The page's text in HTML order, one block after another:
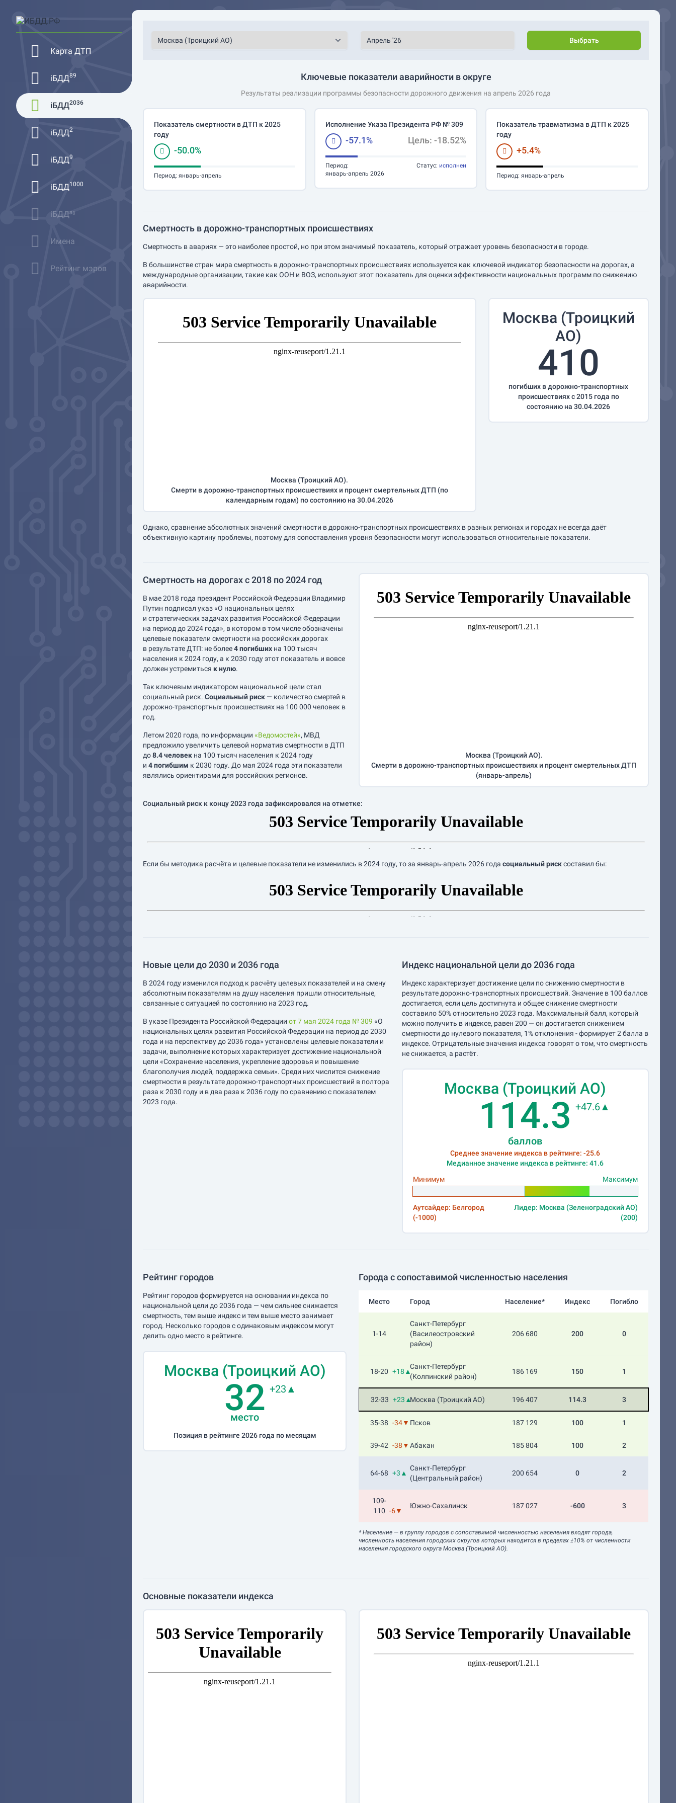
Карта ДТП
iБДД89
iБДД2036
iБДД2
iБДД9
iБДД1000
iБДД³⁸
Имена
Рейтинг мэров
Выбрать
Ключевые показатели аварийности в округе
Результаты реализации программы безопасности дорожного движения на апрель 2026 года
Показатель смертности в ДТП к 2025
году
-50.0%
Период: январь-апрель
Исполнение Указа Президента РФ № 309
-57.1% Цель: -18.52%
Период:
январь-апрель 2026
Статус: исполнен
Показатель травматизма в ДТП к 2025
году
+5.4%
Период: январь-апрель
Смертность в дорожно-транспортных происшествиях
Смертность в авариях — это наиболее простой, но при этом значимый показатель, который отражает уровень безопасности в городе.
В большинстве стран мира смертность в дорожно-транспортных происшествиях используется как ключевой индикатор безопасности на дорогах, а
международные организации, такие как ООН и ВОЗ, используют этот показатель для оценки эффективности национальных программ по снижению
аварийности.
Москва (Троицкий АО).
Смерти в дорожно-транспортных происшествиях и процент смертельных ДТП (по
календарным годам) по состоянию на 30.04.2026
Москва (Троицкий
АО)
410
погибших в дорожно-транспортных
происшествиях с 2015 года по
состоянию на 30.04.2026
Однако, сравнение абсолютных значений смертности в дорожно-транспортных происшествиях в разных регионах и городах не всегда даёт
объективную картину проблемы, поэтому для сопоставления уровня безопасности могут использоваться относительные показатели.
Смертность на дорогах с 2018 по 2024 год
В мае 2018 года президент Российской Федерации Владимир
Путин подписал указ «О национальных целях
и стратегических задачах развития Российской Федерации
на период до 2024 года», в котором в том числе обозначены
целевые показатели смертности на российских дорогах
в результате ДТП: не более4 погибших на 100 тысяч
населения к 2024 году, а к 2030 году этот показатель и вовсе
должен устремиться к нулю.
Так ключевым индикатором национальной цели стал
социальный риск. Социальный риск — количество смертей в
дорожно-транспортных происшествиях на 100 000 человек в
год.
Летом 2020 года, по информации «Ведомостей», МВД
предложило увеличить целевой норматив смертности в ДТП
до8.4 человек на 100 тысяч населения к 2024 году
и 4 погибшим к 2030 году. До мая 2024 года эти показатели
являлись ориентирами для российских регионов.
Москва (Троицкий АО).
Смерти в дорожно-транспортных происшествиях и процент смертельных ДТП
(январь-апрель)
Социальный риск к концу 2023 года зафиксировался на отметке:
Если бы методика расчёта и целевые показатели не изменились в 2024 году, то за январь-апрель 2026 года социальный рисксоставил бы:
Новые цели до 2030 и 2036 года
В 2024 году изменился подход к расчёту целевых показателей и на смену
абсолютным показателям на душу населения пришли относительные,
связанные с ситуацией по состоянию на 2023 год.
В указе Президента Российской Федерации от 7 мая 2024 года № 309 «О
национальных целях развития Российской Федерации на период до 2030
года и на перспективу до 2036 года» установлены целевые показатели и
задачи, выполнение которых характеризует достижение национальной
цели «Сохранение населения, укрепление здоровья и повышение
благополучия людей, поддержка семьи». Среди них числится снижение
смертности в результате дорожно-транспортных происшествий в полтора
раза к 2030 году и в два раза к 2036 году по сравнению с показателем
2023 года.
Индекс национальной цели до 2036 года
Индекс характеризует достижение цели по снижению смертности в
результате дорожно-транспортных происшествий. Значение в 100 баллов
достигается, если цель достигнута и общее снижение смертности
составило 50% относительно 2023 года. Максимальный балл, который
можно получить в индексе, равен 200 — он достигается снижением
смертности до нулевого показателя, 1% отклонения - формирует 2 балла в
индексе. Отрицательные значения индекса говорят о том, что смертность
не снижается, а растёт.
Москва (Троицкий АО)
114.3
баллов
+47.6▲
Среднее значение индекса в рейтинге: -25.6
Медианное значение индекса в рейтинге: 41.6
Минимум
Максимум
Аутсайдер: Белгород
(-1000)
Лидер: Москва (Зеленоградский АО)
(200)
Рейтинг городов
Рейтинг городов формируется на основании индекса по
национальной цели до 2036 года — чем сильнее снижается
смертность, тем выше индекс и тем выше место занимает
город. Несколько городов с одинаковым индексом могут
делить одно место в рейтинге.
Москва (Троицкий АО)
32
место
+23▲
Позиция в рейтинге 2026 года по месяцам
Города с сопоставимой численностью населения
Место Город Население* Индекс Погибло
1-14
Санкт-Петербург
(Василеостровский
район)
206 680 200 0
18-20 +18▲
Санкт-Петербург
(Колпинский район)
186 169 150 1
32-33 +23▲Москва (Троицкий АО) 196 407 114.3 3
35-38 -34▼ Псков 187 129 100 1
39-42 -38▼ Абакан 185 804 100 2
64-68 +3▲
Санкт-Петербург
(Центральный район)
200 654 0 2
109-
110 -6▼
Южно-Сахалинск 187 027 -600 3
* Население — в группу городов с сопоставимой численностью населения входят города,
численность населения городских округов которых находится в пределах ±10% от численности
населения городского округа Москва (Троицкий АО).
Основные показатели индекса